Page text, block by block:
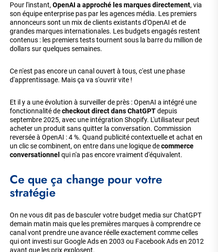
Pour l'instant, OpenAI a approché les marques directement, via
son équipe enterprise pas par les agences média. Les premiers
annonceurs sont un mix de clients existants d'OpenAI et de
grandes marques internationales. Les budgets engagés restent
contenus : les premiers tests tournent sous la barre du million de
dollars sur quelques semaines.
Ce n'est pas encore un canal ouvert à tous, c'est une phase
d'apprentissage. Mais ça va s'ouvrir vite !
Et il y a une évolution à surveiller de près : OpenAI a intégré une
fonctionnalité decheckout direct dans ChatGPTdepuis
septembre 2025, avec une intégration Shopify. L'utilisateur peut
acheter un produit sans quitter la conversation. Commission
reversée à OpenAI : 4 %. Quand publicité contextuelle et achat en
un clic se combinent, on entre dans une logique decommerce
conversationnel qui n'a pas encore vraiment d'équivalent.
Ce que ça change pour votre
stratégie
On ne vous dit pas de basculer votre budget media sur ChatGPT
demain matin mais que les premières marques à comprendre ce
canal vont prendre une avance réelle exactement comme celles
qui ont investi sur Google Ads en 2003 ou Facebook Ads en 2012
avant que les prix explosent.